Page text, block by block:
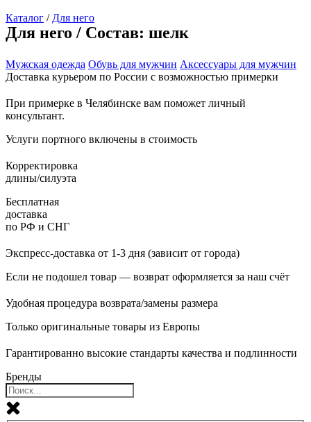
Каталог / Для него
Для него / Состав: шелк
Мужская одежда Обувь для мужчин Аксессуары для мужчин
Доставка курьером по России с возможностью примерки
При примерке в Челябинске вам поможет личный
консультант.
Услуги портного включены в стоимость
Корректировка
длины/силуэта
Бесплатная
доставка
по РФ и СНГ
Экспресс-доставка от 1-3 дня (зависит от города)
Если не подошел товар — возврат оформляется за наш счёт
Удобная процедура возврата/замены размера
Только оригинальные товары из Европы
Гарантированно высокие стандарты качества и подлинности
Бренды